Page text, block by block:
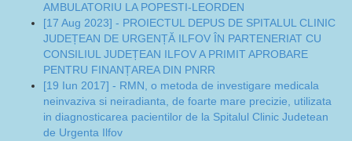
AMBULATORIU LA POPESTI-LEORDEN
[17 Aug 2023] - PROIECTUL DEPUS DE SPITALUL CLINIC
JUDEȚEAN DE URGENȚĂ ILFOV ÎN PARTENERIAT CU
CONSILIUL JUDEȚEAN ILFOV A PRIMIT APROBARE
PENTRU FINANȚAREA DIN PNRR
[19 Iun 2017] - RMN, o metoda de investigare medicala
neinvaziva si neiradianta, de foarte mare precizie, utilizata
in diagnosticarea pacientilor de la Spitalul Clinic Judetean
de Urgenta Ilfov